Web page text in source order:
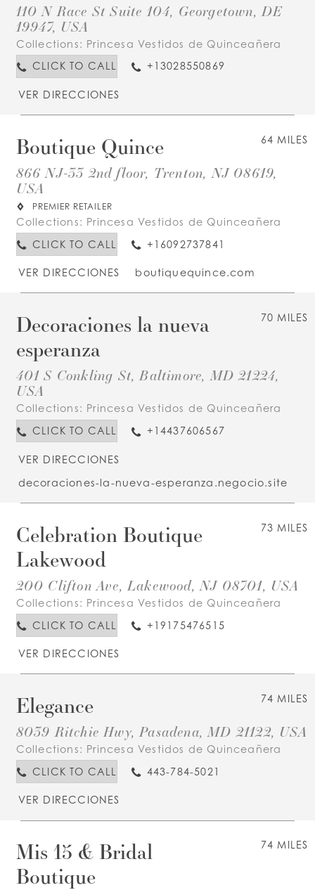
110 N Race St Suite 104, Georgetown, DE
19947, USA
Collections: Princesa Vestidos de Quinceañera
CLICK TO CALL
+13028550869
VER DIRECCIONES
64 MILES
Boutique Quince
866 NJ-33 2nd floor, Trenton, NJ 08619,
USA
PREMIER RETAILER
Collections: Princesa Vestidos de Quinceañera
CLICK TO CALL
+16092737841
VER DIRECCIONES boutiquequince.com
70 MILES
Decoraciones la nueva
esperanza
401 S Conkling St, Baltimore, MD 21224,
USA
Collections: Princesa Vestidos de Quinceañera
CLICK TO CALL
+14437606567
VER DIRECCIONES
decoraciones-la-nueva-esperanza.negocio.site
73 MILES
Celebration Boutique
Lakewood
200 Clifton Ave, Lakewood, NJ 08701, USA
Collections: Princesa Vestidos de Quinceañera
CLICK TO CALL
+19175476515
VER DIRECCIONES
74 MILES
Elegance
8039 Ritchie Hwy, Pasadena, MD 21122, USA
Collections: Princesa Vestidos de Quinceañera
CLICK TO CALL
443-784-5021
VER DIRECCIONES
74 MILES
Mis 15 & Bridal
Boutique